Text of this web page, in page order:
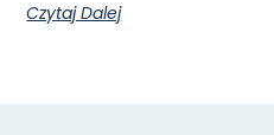
Czytaj Dalej